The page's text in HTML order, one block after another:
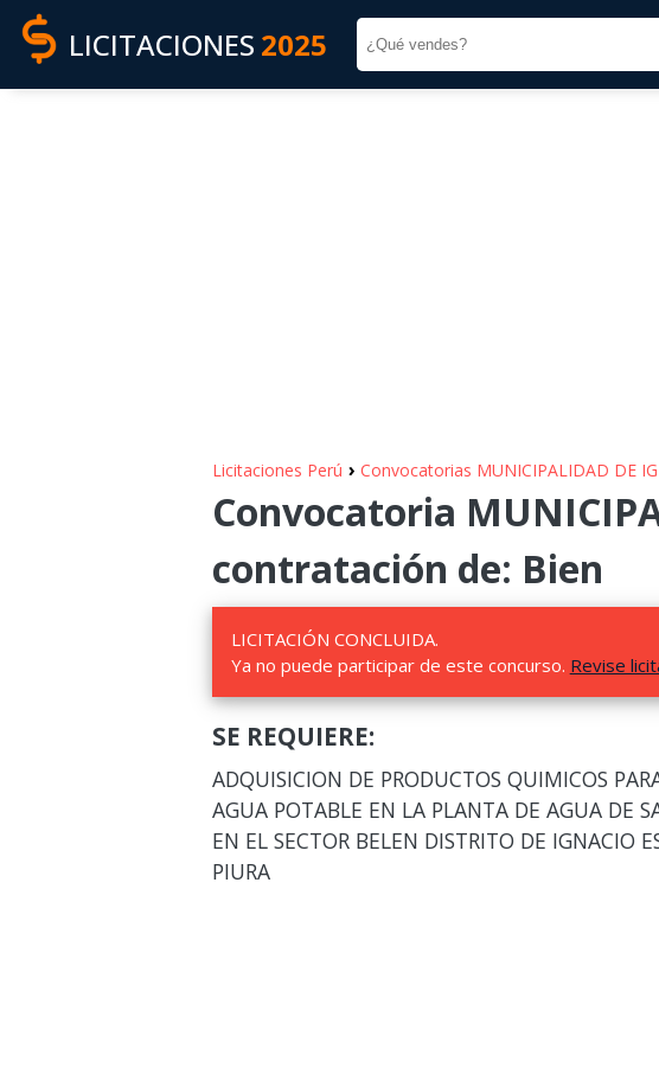
LICITACIONES 2025
Licitaciones Perú › Convocatorias MUNICIPALIDAD DE
Convocatoria
contratación de: Bien
LICITACIÓN CONCLUIDA.
Ya no puede participar de este concurso. Revise
SE REQUIERE:
ADQUISICION DE PRODUCTOS QUIMICOS
AGUA POTABLE EN LA PLANTA DE AGUA DE
EN EL SECTOR BELEN DISTRITO DE IGNACIO
PIURA